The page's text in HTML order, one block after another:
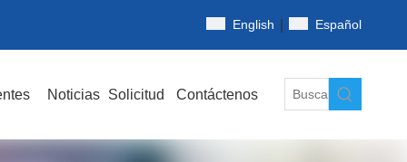
English Español
Noticias Solicitud Contáctenos